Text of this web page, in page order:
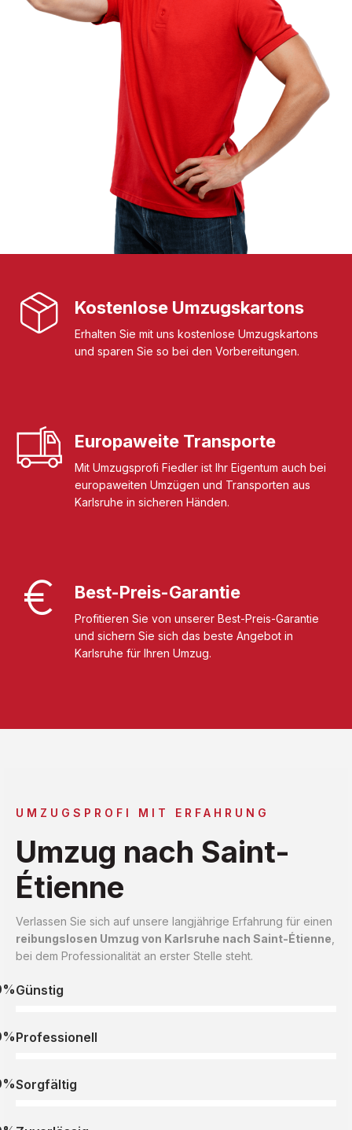
Kostenlose Umzugskartons
Erhalten Sie mit uns kostenlose Umzugskartons
und sparen Sie so bei den Vorbereitungen.
Europaweite Transporte
Mit Umzugsprofi Fiedler ist Ihr Eigentum auch bei
europaweiten Umzügen und Transporten aus
Karlsruhe in sicheren Händen.
Best-Preis-Garantie
Profitieren Sie von unserer Best-Preis-Garantie
und sichern Sie sich das beste Angebot in
Karlsruhe für Ihren Umzug.
UMZUGSPROFI MIT ERFAHRUNG
Umzug nach Saint-
Étienne
Verlassen Sie sich auf unsere langjährige Erfahrung für einen
reibungslosen Umzug von Karlsruhe nach Saint-Étienne
bei dem Professionalität an erster Stelle steht.
Günstig
Professionell
Sorgfältig